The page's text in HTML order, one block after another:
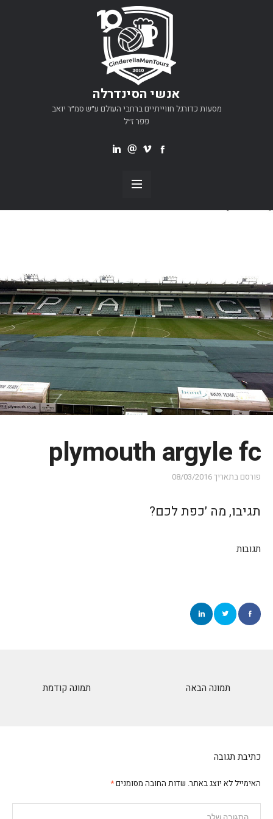
אנשי הסינדרלה
מסעות כדורגל חווייתיים ברחבי העולם ע״ש סמ״ר יואב
פפר ז״ל
plymouth argyle fc
פורסם בתאריך08/03/2016
תגיבו, מה ׳כפת לכם?
תגובות
תמונה קודמת תמונה הבאה
כתיבת תגובה
האימייל לא יוצג באתר. שדות החובה מסומנים*